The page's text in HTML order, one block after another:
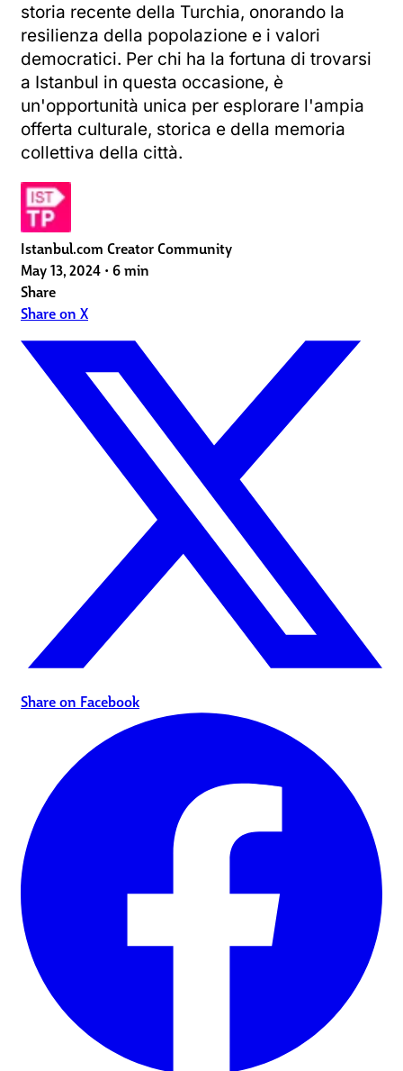
storia recente della Turchia, onorando la
resilienza della popolazione e i valori
democratici. Per chi ha la fortuna di trovarsi
a Istanbul in questa occasione, è
un'opportunità unica per esplorare l'ampia
offerta culturale, storica e della memoria
collettiva della città.
Istanbul.com Creator Community
May 13, 2024 • 6 min
Share
Share on X
Share on Facebook